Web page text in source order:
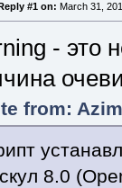
#1 on: March 31,
- это
from:
8.0